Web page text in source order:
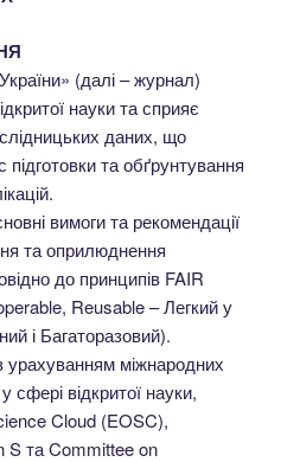
(далі – журнал)
науки та сприяє
даних, що
та обґрунтування
вимоги та рекомендації
та оприлюднення
до принципів FAIR
Reusable – Легкий у
і Багаторазовий).
урахуванням міжнародних
сфері відкритої науки,
Cloud (EOSC),
S та Committee on